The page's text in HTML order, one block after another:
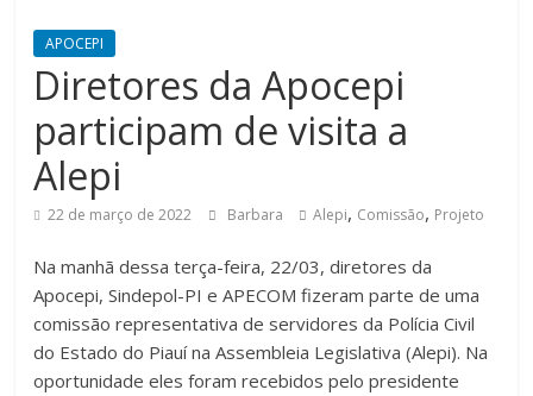
APOCEPI
Diretores da Apocepi
participam de visita a
Alepi
22 de março de 2022 Barbara Alepi, Comissão, Projeto
Na manhã dessa terça-feira, 22/03, diretores da
Apocepi, Sindepol-PI e APECOM fizeram parte de uma
comissão representativa de servidores da Polícia Civil
do Estado do Piauí na Assembleia Legislativa (Alepi). Na
oportunidade eles foram recebidos pelo presidente